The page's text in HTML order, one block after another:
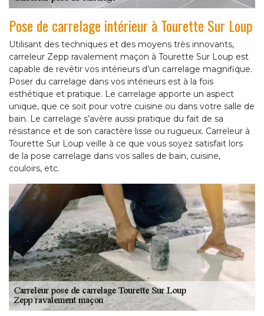
Pose de carrelage intérieur à Tourette Sur Loup
Utilisant des techniques et des moyens très innovants,
carreleur Zepp ravalement maçon à Tourette Sur Loup est
capable de revêtir vos intérieurs d’un carrelage magnifique.
Poser du carrelage dans vos intérieurs est à la fois
esthétique et pratique. Le carrelage apporte un aspect
unique, que ce soit pour votre cuisine ou dans votre salle de
bain. Le carrelage s’avère aussi pratique du fait de sa
résistance et de son caractère lisse ou rugueux. Carreleur à
Tourette Sur Loup veille à ce que vous soyez satisfait lors
de la pose carrelage dans vos salles de bain, cuisine,
couloirs, etc.